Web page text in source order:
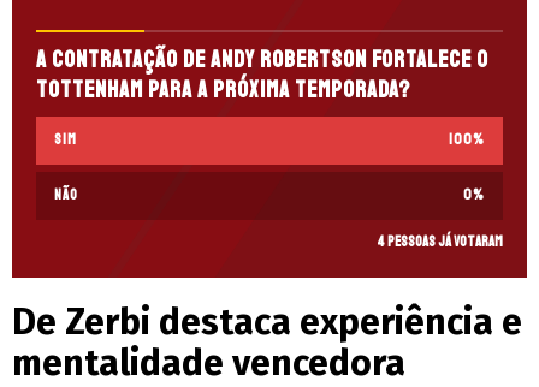
A contratação de Andy Robertson fortalece o
Tottenham para a próxima temporada?
Sim 100%
Não 0%
4 pessoas já votaram
De Zerbi destaca experiência e
mentalidade vencedora